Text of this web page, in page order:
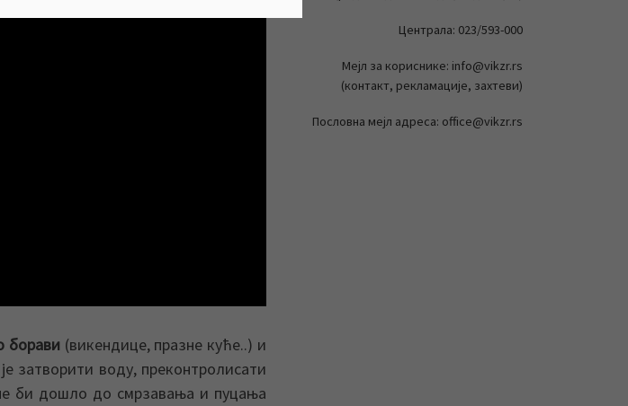
борави (викендице, празне куће..) и
затворити воду, преконтролисати
би дошло до смрзавања и пуцања
Централа: 023/593-000
Мејл за кориснике: info@vikzr.rs
(контакт, рекламације, захтеви)
Пословна мејл адреса: office@vikzr.rs